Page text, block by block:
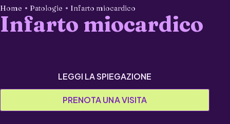
Home Patologie Infarto miocardico
Infarto miocardico
PRENOTA UNA VISITA
LEGGI LA SPIEGAZIONE